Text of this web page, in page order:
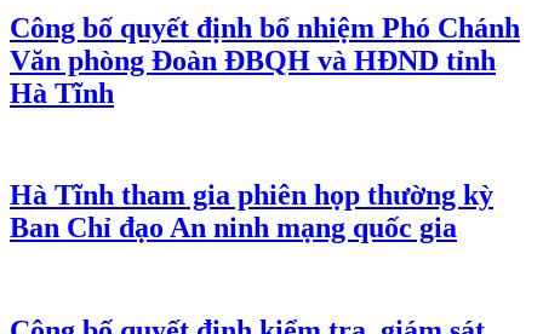
Công bố quyết định bổ nhiệm Phó Chánh
Văn phòng Đoàn ĐBQH và HĐND tỉnh
Hà Tĩnh
Hà Tĩnh tham gia phiên họp thường kỳ
Ban Chỉ đạo An ninh mạng quốc gia